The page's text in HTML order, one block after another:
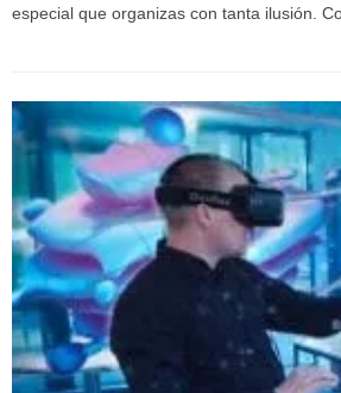
especial que organizas con tanta ilusión.